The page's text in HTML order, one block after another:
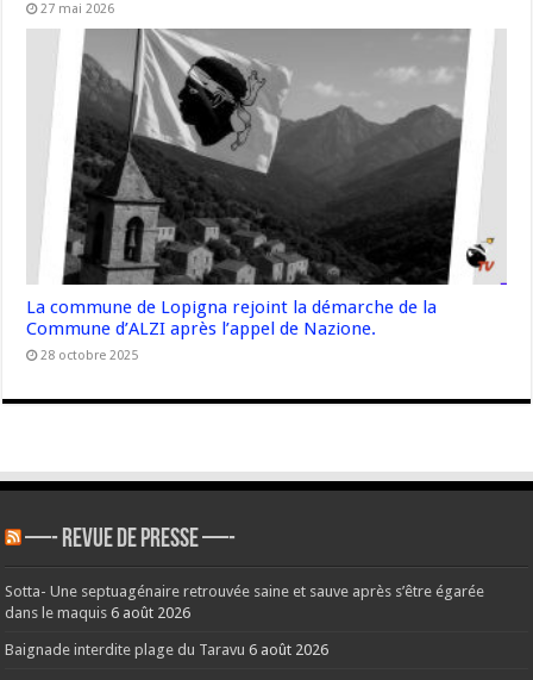
27 mai 2026
La commune de Lopigna rejoint la démarche de la
Commune d’ALZI après l’appel de Nazione.
28 octobre 2025
—- REVUE DE PRESSE —-
Sotta- Une septuagénaire retrouvée saine et sauve après s’être égarée
dans le maquis 6 août 2026
Baignade interdite plage du Taravu 6 août 2026